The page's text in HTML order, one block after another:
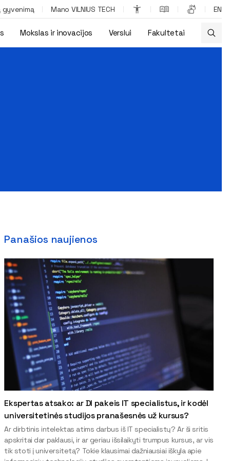
gyvenimą Mano VILNIUS TECH EN
Mokslas ir inovacijos Verslui Fakultetai
Panašios naujienos
Ekspertas atsako: ar DI pakeis IT specialistus, ir kodėl
universitetinės studijos pranašesnės už kursus?
Ar dirbtinis intelektas atims darbus iš IT specialistų? Ar ši sritis
apskritai dar paklausi, ir ar geriau išsilaikyti trumpus kursus, ar vis
tik stoti į universitetą? Tokie klausimai dažniausiai iškyla apie